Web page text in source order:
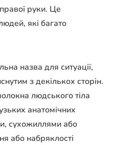
руки. Це
які багато
назва для ситуації,
з декількох сторін.
людського тіла
анатомічних
сухожиллями або
або набряклості